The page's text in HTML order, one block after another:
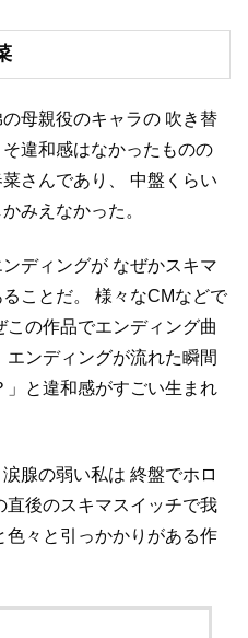
母親役のキャラの 吹き替
違和感はなかったものの
さんであり、
中盤くらい
みえなかった。
ディングが なぜかスキマ
ことだ。
様々なCMなどで
この作品でエンディング曲
エンディングが流れた瞬間
」と違和感がすごい生まれ
腺の弱い私は 終盤でホロ
直後のスキマスイッチで我
色々と引っかかりがある作